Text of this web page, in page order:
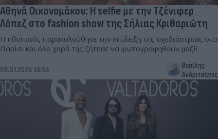
Αθηνά Οικονομάκου: Η selfie με την Τζένιφερ
Λόπεζ στο fashion show της Σήλιας Κριθαριώτη
Η ηθοποιός παρακολούθησε την επίδειξη της σχεδιάστριας στο
Παρίσι και όλο χαρά της ζήτησε να φωτογραφηθούν μαζί!
09.07.2026 16:54
Βασίλης
Ανδριτσάνος